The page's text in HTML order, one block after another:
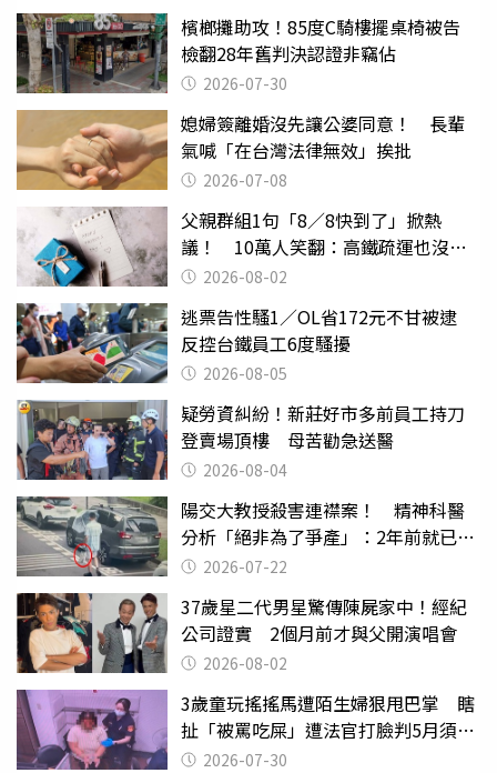
檳榔攤助攻！85度C騎樓擺桌椅被告
檢翻28年舊判決認證非竊佔
2026-07-30
媳婦簽離婚沒先讓公婆同意！ 長輩
氣喊「在台灣法律無效」挨批
2026-07-08
父親群組1句「8／8快到了」掀熱
議！ 10萬人笑翻：高鐵疏運也沒列
父親節
2026-08-02
逃票告性騷1／OL省172元不甘被逮
反控台鐵員工6度騷擾
2026-08-05
疑勞資糾紛！新莊好市多前員工持刀
登賣場頂樓 母苦勸急送醫
2026-08-04
陽交大教授殺害連襟案！ 精神科醫
分析「絕非為了爭產」：2年前就已言
行詭異
2026-07-22
37歲星二代男星驚傳陳屍家中！經紀
公司證實 2個月前才與父開演唱會
2026-08-02
3歲童玩搖搖馬遭陌生婦狠甩巴掌 瞎
扯「被罵吃屎」遭法官打臉判5月須入
監 2026-07-30